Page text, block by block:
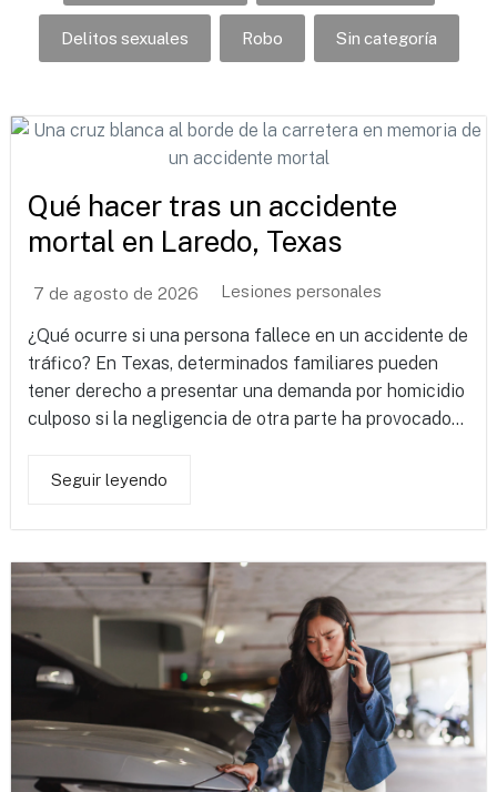
Delitos sexuales Robo Sin categoría
Qué hacer tras un accidente
mortal en Laredo, Texas
7 de agosto de 2026 Lesiones personales
¿Qué ocurre si una persona fallece en un accidente de
tráfico? En Texas, determinados familiares pueden
tener derecho a presentar una demanda por homicidio
culposo si la negligencia de otra parte ha provocado...
Seguir leyendo